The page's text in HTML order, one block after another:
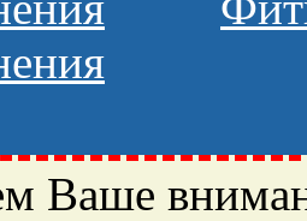
Ваше